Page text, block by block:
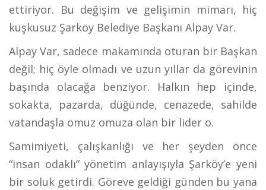
ettiriyor. Bu değişim ve gelişimin mimarı, hiç
kuşkusuz Şarköy Belediye Başkanı Alpay Var.
Alpay Var, sadece makamında oturan bir Başkan
değil; hiç öyle olmadı ve uzun yıllar da görevinin
başında olacağa benziyor. Halkın hep içinde,
sokakta, pazarda, düğünde, cenazede, sahilde
vatandaşla omuz omuza olan bir lider o.
Samimiyeti, çalışkanlığı ve her şeyden önce
“insan odaklı” yönetim anlayışıyla Şarköy’e yeni
bir soluk getirdi. Göreve geldiği günden bu yana